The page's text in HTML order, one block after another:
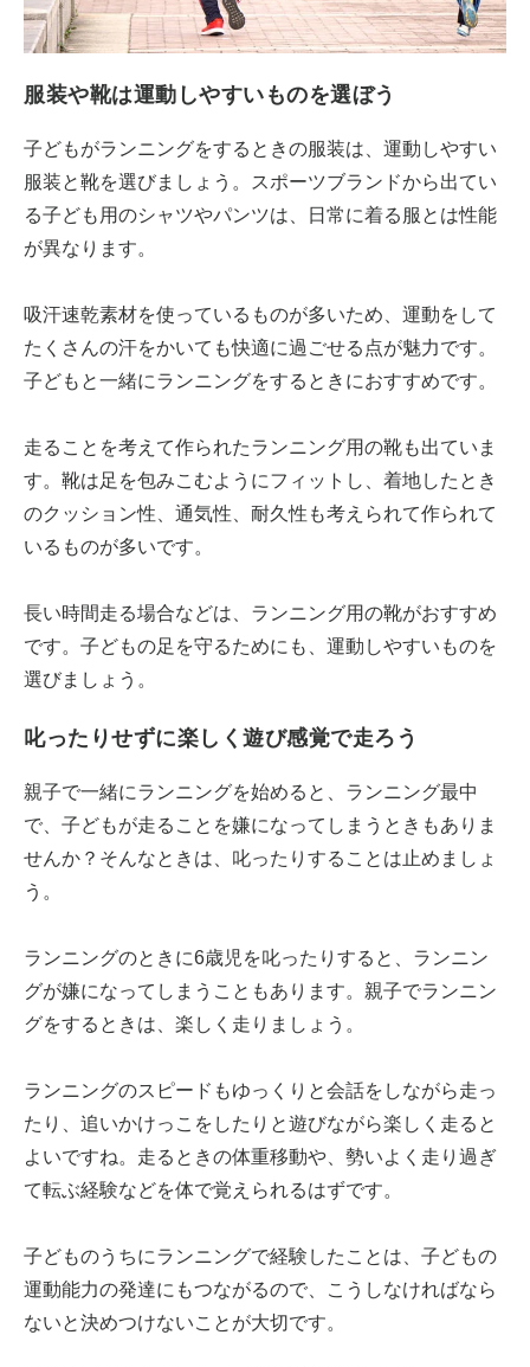
服装や靴は運動しやすいものを選ぼう
子どもがランニングをするときの服装は、運動しやすい
服装と靴を選びましょう。スポーツブランドから出てい
る子ども用のシャツやパンツは、日常に着る服とは性能
が異なります。
吸汗速乾素材を使っているものが多いため、運動をして
たくさんの汗をかいても快適に過ごせる点が魅力です。
子どもと一緒にランニングをするときにおすすめです。
走ることを考えて作られたランニング用の靴も出ていま
す。靴は足を包みこむようにフィットし、着地したとき
のクッション性、通気性、耐久性も考えられて作られて
いるものが多いです。
長い時間走る場合などは、ランニング用の靴がおすすめ
です。子どもの足を守るためにも、運動しやすいものを
選びましょう。
叱ったりせずに楽しく遊び感覚で走ろう
親子で一緒にランニングを始めると、ランニング最中
で、子どもが走ることを嫌になってしまうときもありま
せんか？そんなときは、叱ったりすることは止めましょ
う。
ランニングのときに6歳児を叱ったりすると、ランニン
グが嫌になってしまうこともあります。親子でランニン
グをするときは、楽しく走りましょう。
ランニングのスピードもゆっくりと会話をしながら走っ
たり、追いかけっこをしたりと遊びながら楽しく走ると
よいですね。走るときの体重移動や、勢いよく走り過ぎ
て転ぶ経験などを体で覚えられるはずです。
子どものうちにランニングで経験したことは、子どもの
運動能力の発達にもつながるので、こうしなければなら
ないと決めつけないことが大切です。